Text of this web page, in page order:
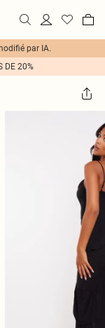
par IA.
DE 20%